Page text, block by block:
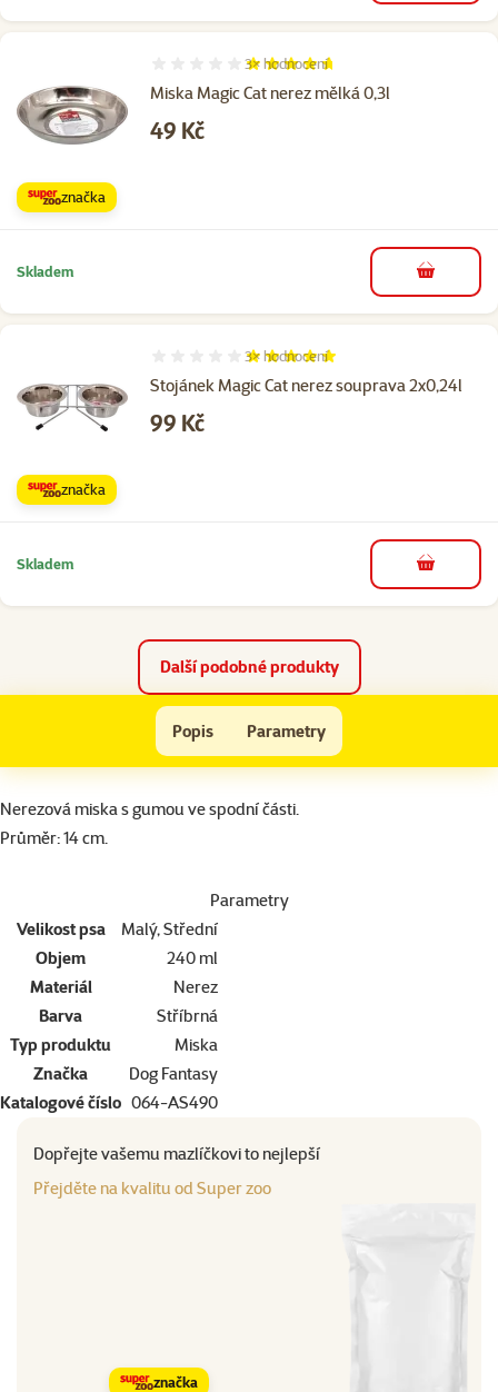
Miska Magic Cat nerez mělká 0,3l
Hodnocení 93%, počet hodnocení: 3
3× hodnocení
Cena
49 Kč
značka
Skladem do košíku
Stojánek Magic Cat nerez souprava 2x0,24l
Hodnocení 100%, počet hodnocení: 3
3× hodnocení
Cena
99 Kč
značka
Skladem do košíku
Další podobné produkty
Miska DOG FANTASY nerezová s gumovým spodkem 14 cm 0,24l
Popis Parametry
Na začátek stránky
superzoo.product.detail.content
Nerezová miska s gumou ve spodní části.
Průměr: 14 cm.
Parametry
Velikost psa
Malý, Střední
Objem
240 ml
Materiál
Nerez
Barva
Stříbrná
Typ produktu
Miska
Značka
Dog Fantasy
Katalogové číslo 064-AS490
Dopřejte vašemu mazlíčkovi to nejlepší
Přejděte na kvalitu od Super zoo
značka